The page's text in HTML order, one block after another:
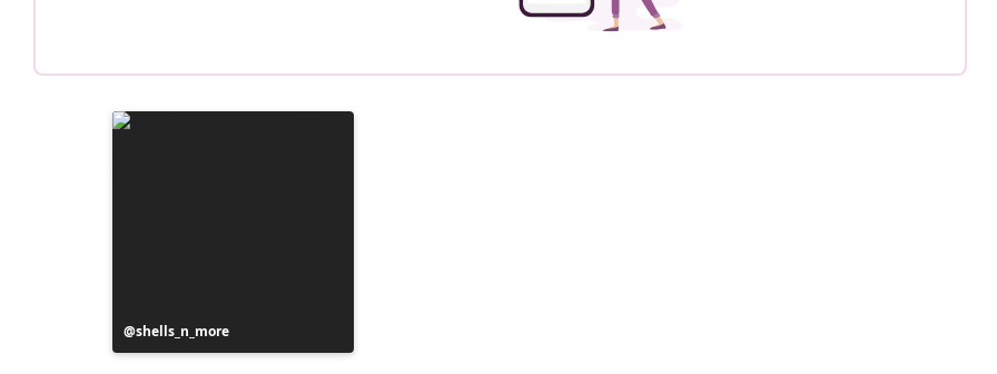
Bejegyzés
közzétevője
shells_n_more